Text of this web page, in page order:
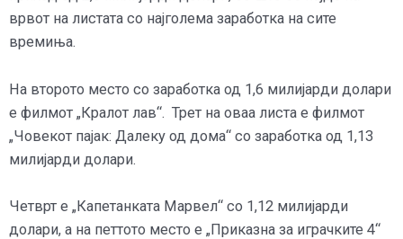
врвот на листата со најголема заработка на сите
времиња.
На второто место со заработка од 1,6 милијарди долари
е филмот „Кралот лав“. Трет на оваа листа е филмот
„Човекот пајак: Далеку од дома“ со заработка од 1,13
милијарди долари.
Четврт е „Капетанката Марвел“ со 1,12 милијарди
долари, а на петтото место е „Приказна за играчките 4“